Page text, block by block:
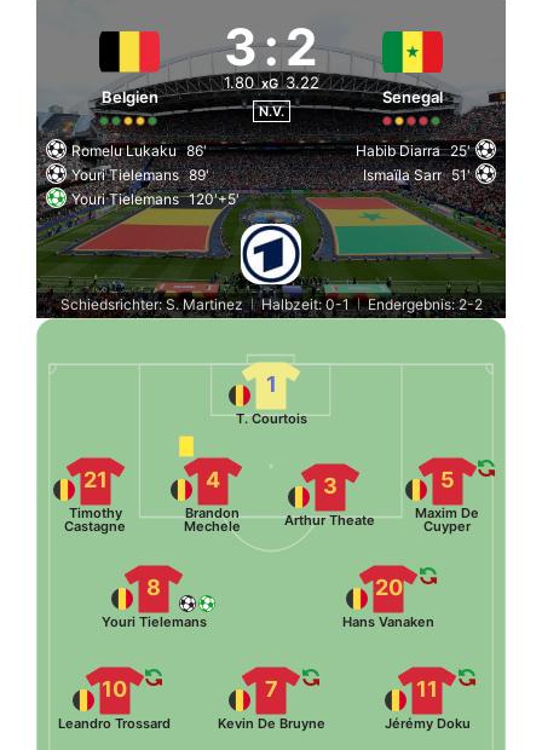
Belgien
3:2
1.80 xG 3.22
N.V.
Senegal
Romelu Lukaku 86'
Youri Tielemans 89'
Youri Tielemans 120'+5'
Habib Diarra 25'
Ismaïla Sarr 51'
Schiedsrichter: S. Martinez | Halbzeit: 0-1 Endergebnis: 2-2
1
T. Courtois
5
Maxim De
Cuyper
3
Arthur Theate
4
Brandon
Mechele
21
Timothy
Castagne
20
Hans Vanaken
8
Youri Tielemans
11
Jérémy Doku
7
Kevin De Bruyne
10
Leandro Trossard